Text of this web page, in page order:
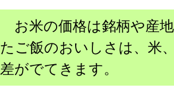
お米の価格は銘柄や産
たご飯のおいしさは、米
差がでてきます。